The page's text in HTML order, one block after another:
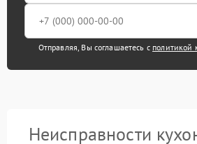
Отправляя, Вы соглашаетесь с политикой
Неисправности